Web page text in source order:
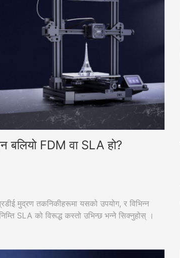
बलियो FDM वा SLA हो?
मुद्रण तकनिकीहरूमा यसको उपयोग, र विभिन्न
SLA को विरूद्ध कस्तो उभिन्छ भन्ने सिक्नुहोस् ।